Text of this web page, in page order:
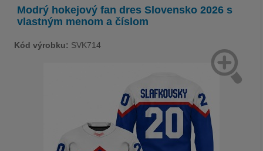
Modrý hokejový fan dres Slovensko 2026 s
vlastným menom a číslom
Kód výrobku: SVK714